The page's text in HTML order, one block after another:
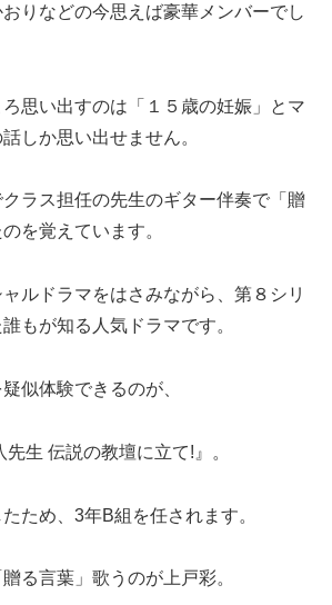
りなどの今思えば豪華メンバーでし
思い出すのは「１５歳の妊娠」とマ
しか思い出せません。
ラス担任の先生のギター伴奏で「贈
を覚えています。
ルドラマをはさみながら、第８シリ
もが知る人気ドラマです。
似体験できるのが、
生 伝説の教壇に立て!』。
ため、3年B組を任されます。
る言葉」歌うのが上戸彩。